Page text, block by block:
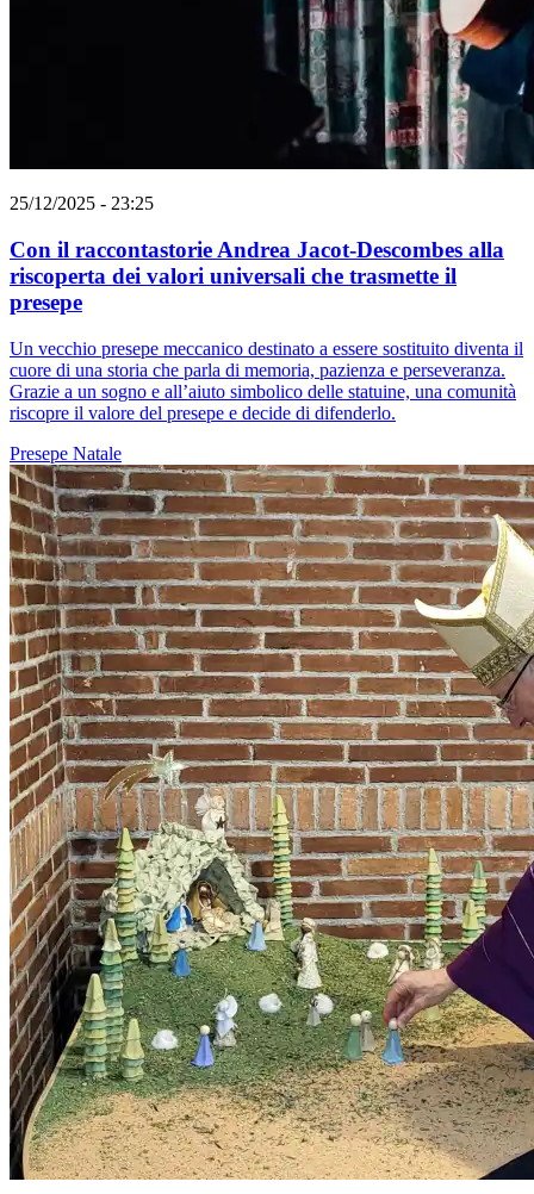
25/12/2025 - 23:25
Con il raccontastorie Andrea Jacot-Descombes alla
riscoperta dei valori universali che trasmette il
presepe
Un vecchio presepe meccanico destinato a essere sostituito diventa il
cuore di una storia che parla di memoria, pazienza e perseveranza.
Grazie a un sogno e all’aiuto simbolico delle statuine, una comunità
riscopre il valore del presepe e decide di difenderlo.
Presepe Natale